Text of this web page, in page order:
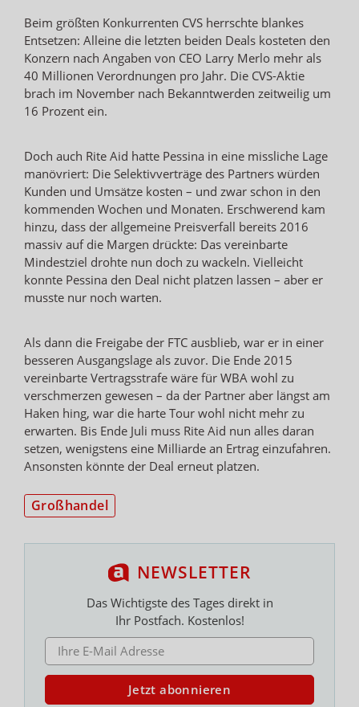
Beim größten Konkurrenten CVS herrschte blankes
Entsetzen: Alleine die letzten beiden Deals kosteten den
Konzern nach Angaben von CEO Larry Merlo mehr als
40 Millionen Verordnungen pro Jahr. Die CVS-Aktie
brach im November nach Bekanntwerden zeitweilig um
16 Prozent ein.
Doch auch Rite Aid hatte Pessina in eine missliche Lage
manövriert: Die Selektivverträge des Partners würden
Kunden und Umsätze kosten – und zwar schon in den
kommenden Wochen und Monaten. Erschwerend kam
hinzu, dass der allgemeine Preisverfall bereits 2016
massiv auf die Margen drückte: Das vereinbarte
Mindestziel drohte nun doch zu wackeln. Vielleicht
konnte Pessina den Deal nicht platzen lassen – aber er
musste nur noch warten.
Als dann die Freigabe der FTC ausblieb, war er in einer
besseren Ausgangslage als zuvor. Die Ende 2015
vereinbarte Vertragsstrafe wäre für WBA wohl zu
verschmerzen gewesen – da der Partner aber längst am
Haken hing, war die harte Tour wohl nicht mehr zu
erwarten. Bis Ende Juli muss Rite Aid nun alles daran
setzen, wenigstens eine Milliarde an Ertrag einzufahren.
Ansonsten könnte der Deal erneut platzen.
Großhandel
NEWSLETTER
Das Wichtigste des Tages direkt in
Ihr Postfach. Kostenlos!
E-MAIL ADRESSE
Jetzt abonnieren